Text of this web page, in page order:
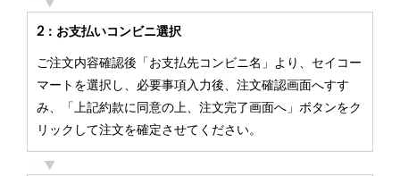
2：お支払いコンビニ選択
ご注文内容確認後「お支払先コンビニ名」より、セイコー
マートを選択し、必要事項入力後、注文確認画面へすす
み、「上記約款に同意の上、注文完了画面へ」ボタンをク
リックして注文を確定させてください。